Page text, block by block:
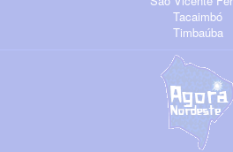
Tacaimbó
Timbaúba